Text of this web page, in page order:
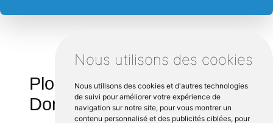
Nous utilisons des cookies
Nous utilisons des cookies et d'autres technologies
de suivi pour améliorer votre expérience de
navigation sur notre site, pour vous montrer un
contenu personnalisé et des publicités ciblées, pour
Plombier autour de
Domalain :